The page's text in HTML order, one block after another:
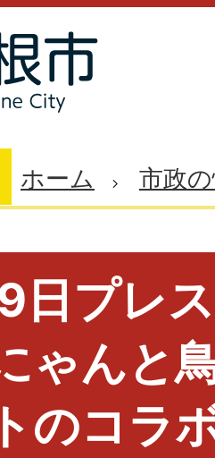
ホーム 市政
日プレ
ゃんと
のコラ